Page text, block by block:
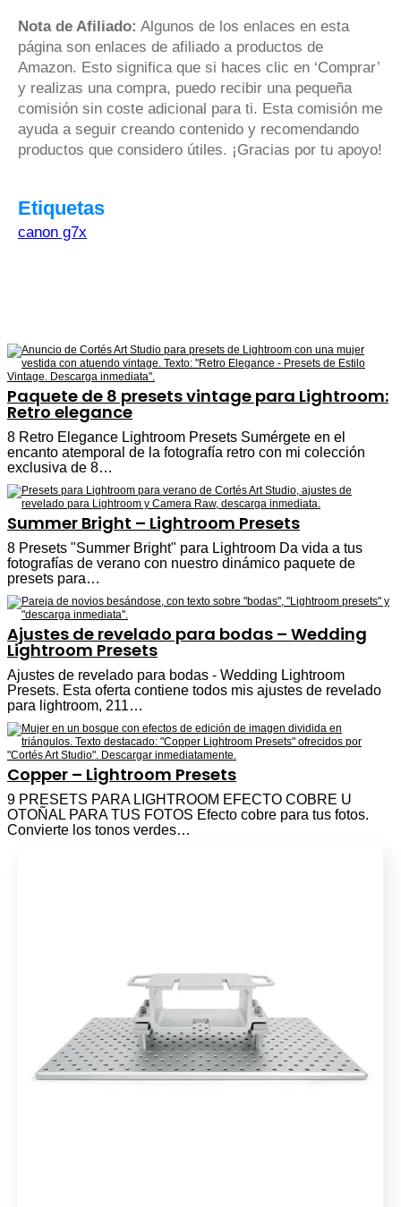
Nota de Afiliado: Algunos de los enlaces en esta
página son enlaces de afiliado a productos de
Amazon. Esto significa que si haces clic en ‘Comprar’
y realizas una compra, puedo recibir una pequeña
comisión sin coste adicional para ti. Esta comisión me
ayuda a seguir creando contenido y recomendando
productos que considero útiles. ¡Gracias por tu apoyo!
Etiquetas
canon g7x
Paquete de 8 presets vintage para Lightroom:
Retro elegance
8 Retro Elegance Lightroom Presets Sumérgete en el
encanto atemporal de la fotografía retro con mi colección
exclusiva de 8…
Summer Bright – Lightroom Presets
8 Presets "Summer Bright" para Lightroom Da vida a tus
fotografías de verano con nuestro dinámico paquete de
presets para…
Ajustes de revelado para bodas – Wedding
Lightroom Presets
Ajustes de revelado para bodas - Wedding Lightroom
Presets. Esta oferta contiene todos mis ajustes de revelado
para lightroom, 211…
Copper – Lightroom Presets
9 PRESETS PARA LIGHTROOM EFECTO COBRE U
OTOÑAL PARA TUS FOTOS Efecto cobre para tus fotos.
Convierte los tonos verdes…